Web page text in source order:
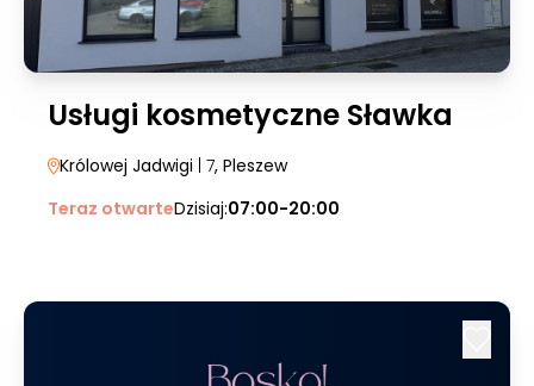
Usługi kosmetyczne Sławka
Królowej Jadwigi | 7, Pleszew
Teraz otwarteDzisiaj:07:00-20:00